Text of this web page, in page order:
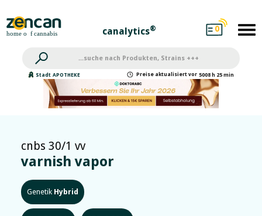
canalytics® 0
Stadt APOTHEKE Preise aktualisiert vor 5008 h 25 min
cnbs 30/1 vv
varnish vapor
Genetik Hybrid